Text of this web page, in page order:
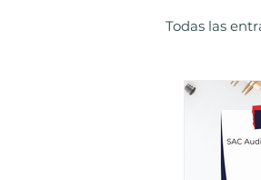
Todas las
Tributario